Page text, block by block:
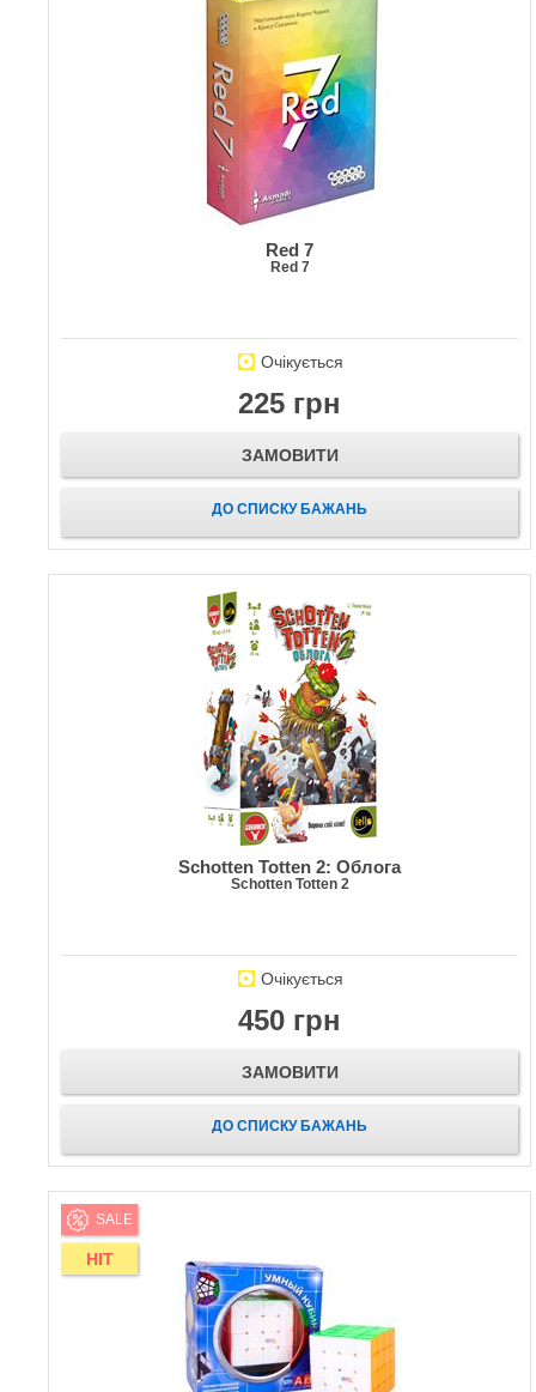
Red 7
Red 7
Очікується
225 грн
ЗАМОВИТИ
ДО СПИСКУ БАЖАНЬ
Schotten Totten 2: Облога
Schotten Totten 2
Очікується
450 грн
ЗАМОВИТИ
ДО СПИСКУ БАЖАНЬ
SALE
HIT